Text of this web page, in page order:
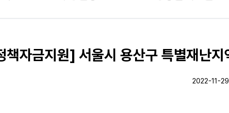
책자금지원] 서울시 용산구 특별재난
2022-11-